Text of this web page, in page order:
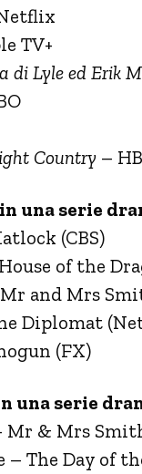
TV+
di Lyle ed Erik
Country –
una serie
(CBS)
of the
and Mrs
Diplomat
(FX)
una serie
Mr & Mrs
– The Day of